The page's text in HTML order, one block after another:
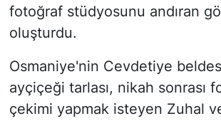
fotoğraf stüdyosunu andıran
oluşturdu.
Osmaniye'nin Cevdetiye
ayçiçeği tarlası, nikah sonrası
çekimi yapmak isteyen Zuhal